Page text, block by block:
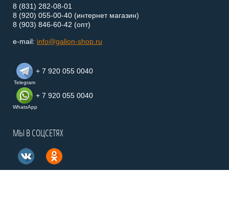
8 (831) 282-08-01
8 (920) 055-00-40 (интернет магазин)
8 (903) 846-60-42 (опт)
e-mail: info@galion-shop.ru
Telegram
+ 7 920 055 0040
WhatsApp
+ 7 920 055 0040
МЫ В СОЦСЕТЯХ